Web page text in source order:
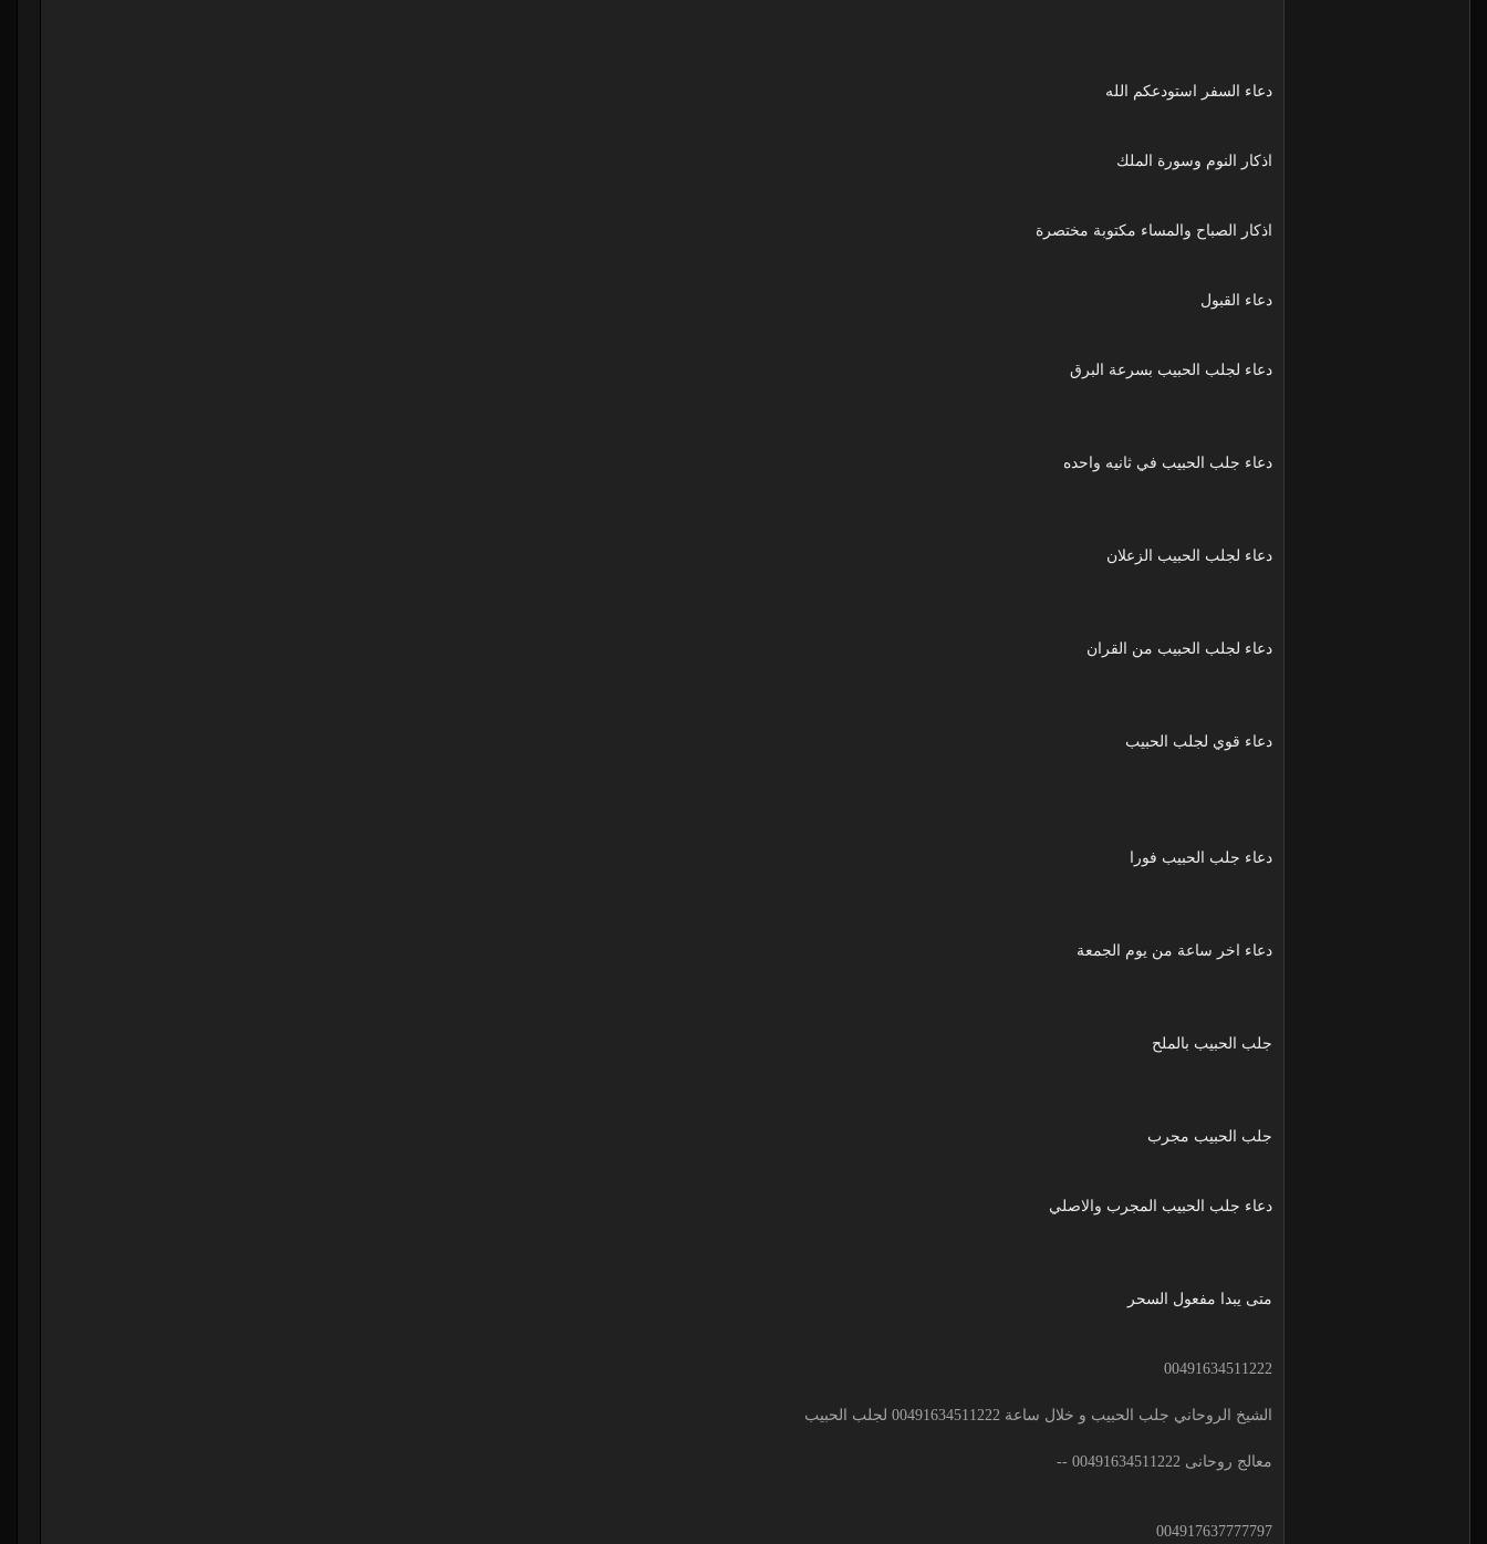
دعاء السفر استودعكم الله
اذكار النوم وسورة الملك
اذكار الصباح والمساء مكتوبة مختصرة
دعاء القبول
دعاء لجلب الحبيب بسرعة البرق
دعاء جلب الحبيب في ثانيه واحده
دعاء لجلب الحبيب الزعلان
دعاء لجلب الحبيب من القران
دعاء قوي لجلب الحبيب
دعاء جلب الحبيب فورا
دعاء اخر ساعة من يوم الجمعة
جلب الحبيب بالملح
جلب الحبيب مجرب
دعاء جلب الحبيب المجرب والاصلي
متى يبدا مفعول السحر
00491634511222
الشيخ الروحاني جلب الحبيب و خلال ساعة 00491634511222 لجلب الحبيب
معالج روحانى 00491634511222 --
004917637777797